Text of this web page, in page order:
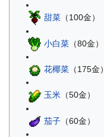
甜菜（100金）
小白菜（80金）
花椰菜（175金）
玉米（50金）
茄子（60金）